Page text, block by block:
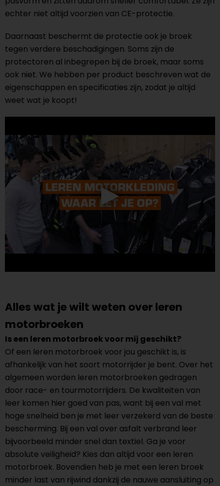
echter niet altijd voorzien van CE-protectie.
Daarnaast beschermt de protectie ook je broek
tegen verdere beschadigingen. Soms zijn de
protectoren al inbegrepen bij de broek, maar soms
ook niet. We hebben per product beschreven wat de
eigenschappen en specificaties zijn, zodat je altijd
weet wat je koopt!
Alles wat je wilt weten over leren
motorbroeken
Is een leren motorbroek voor mij geschikt?
Of een leren motorbroek voor jou geschikt is, is
afhankelijk van het soort motorrijder je bent. Over het
algemeen worden leren motorbroeken gedragen
door race- en tourmotorrijders. De kwaliteiten van
leer komen hier goed van pas, want bij een val met
hoge snelheid ben je met leer verzekerd van de beste
bescherming. Bij een val over asfalt verbrand leer
bijvoorbeeld minder snel dan textiel. Ga je voor
absolute veiligheid? Kies dan altijd voor een leren
motorbroek. Bovendien heb je met een leren broek
minder last van rijwind dankzij de nauwe aansluiting op